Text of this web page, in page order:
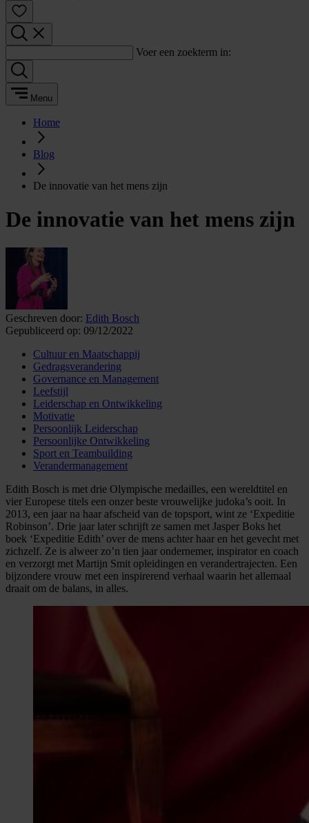
Voer een zoekterm in:
Menu
Home
Blog
De innovatie van het mens zijn
De innovatie van het mens zijn
Geschreven door: Edith Bosch
Gepubliceerd op: 09/12/2022
Cultuur en Maatschappij
Gedragsverandering
Governance en Management
Leefstijl
Leiderschap en Ontwikkeling
Motivatie
Persoonlijk Leiderschap
Persoonlijke Ontwikkeling
Sport en Teambuilding
Verandermanagement
Edith Bosch is met drie Olympische medailles, een wereldtitel en
vier Europese titels een onzer beste vrouwelijke judoka’s ooit. In
2013, een jaar na haar afscheid van de topsport, wint ze ‘Expeditie
Robinson’. Drie jaar later schrijft ze samen met Jasper Boks het
boek ‘Expeditie Edith’ over de mens achter haar en het gevecht met
zichzelf. Ze is alweer zo’n tien jaar ondernemer, inspirator en coach
en verzorgt met Martijn Smit opleidingen en verandertrajecten. Een
bijzondere vrouw met een inspirerend verhaal waarin het allemaal
draait om de balans, in alles.